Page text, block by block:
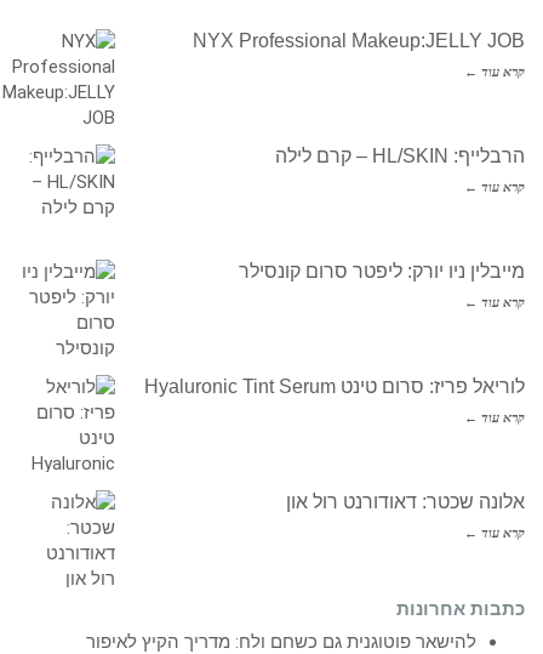
NYX Professional Makeup:JELLY JOB
קרא עוד ←
הרבלייף: HL/SKIN – קרם לילה
קרא עוד ←
מייבלין ניו יורק: ליפטר סרום קונסילר
קרא עוד ←
לוריאל פריז: סרום טינט Hyaluronic Tint Serum
קרא עוד ←
אלונה שכטר: דאודורנט רול און
קרא עוד ←
כתבות אחרונות
להישאר פוטוגנית גם כשחם ולח: מדריך הקיץ לאיפור